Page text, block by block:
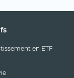
en ETF